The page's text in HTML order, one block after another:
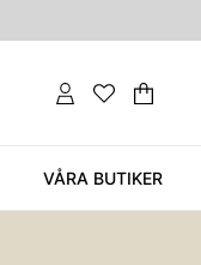
.
VÅRA BUTIKER